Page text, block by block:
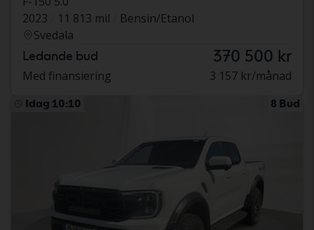
2023
11 813 mil
Bensin/Etanol
Svedala
Ledande bud 370 500 kr
Med finansiering 3 157 kr/månad
Idag 10:10 8 Bud